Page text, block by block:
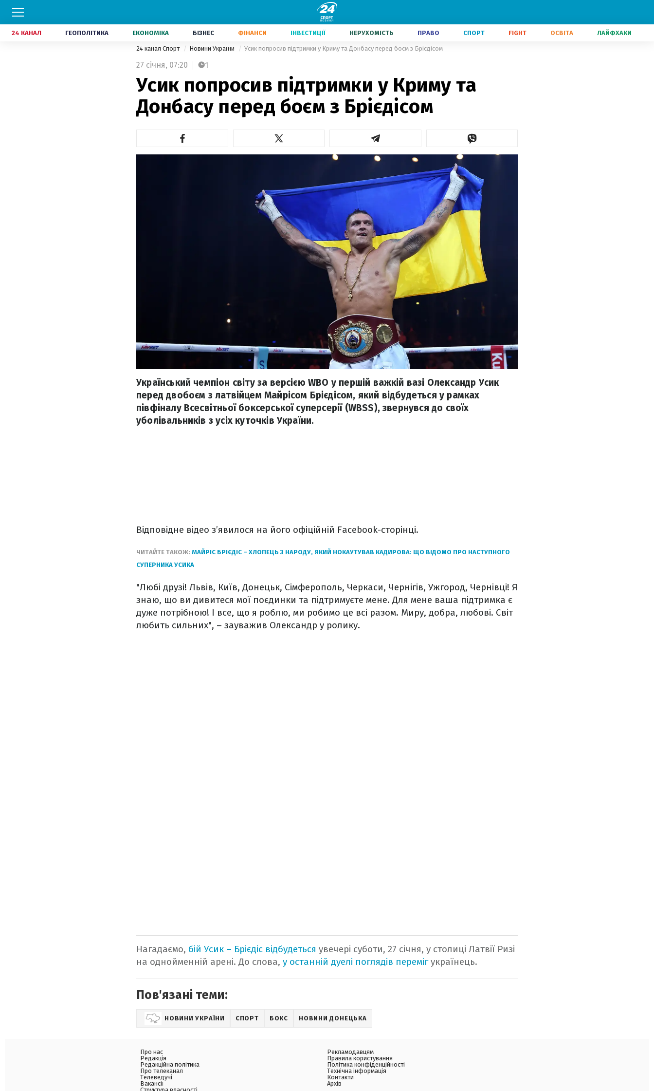
24 КАНАЛ ГЕОПОЛІТИКА ЕКОНОМІКА БІЗНЕС ФІНАНСИ ІНВЕСТИЦІЇ НЕРУХОМІСТЬ ПРАВО СПОРТ FIGHT ОСВІТА ЛАЙФХАКИ
24 канал Спорт Новини України Усик попросив підтримки у Криму та Донбасу перед боєм з Брієдісом
27 січня, 07:20 1
Усик попросив підтримки у Криму та
Донбасу перед боєм з Брієдісом
Український чемпіон світу за версією WBO у першій важкій вазі Олександр Усик
перед двобоєм з латвійцем Майрісом Брієдісом, який відбудеться у рамках
півфіналу Всесвітньої боксерської суперсерії (WBSS), звернувся до своїх
уболівальників з усіх куточків України.
Відповідне відео з’явилося на його офіційній Facebook-сторінці.
ЧИТАЙТЕ ТАКОЖ: МАЙРІС БРІЄДІС – ХЛОПЕЦЬ З НАРОДУ, ЯКИЙ НОКАУТУВАВ КАДИРОВА: ЩО ВІДОМО ПРО НАСТУПНОГО
СУПЕРНИКА УСИКА
"Любі друзі! Львів, Київ, Донецьк, Сімферополь, Черкаси, Чернігів, Ужгород, Чернівці! Я
знаю, що ви дивитеся мої поєдинки та підтримуєте мене. Для мене ваша підтримка є
дуже потрібною! І все, що я роблю, ми робимо це всі разом. Миру, добра, любові. Світ
любить сильних", – зауважив Олександр у ролику.
Нагадаємо, бій Усик – Брієдіс відбудеться увечері суботи, 27 січня, у столиці Латвії Ризі
на однойменній арені. До слова, у останній дуелі поглядів перемігукраїнець.
Пов'язані теми:
НОВИНИ УКРАЇНИ СПОРТ БОКС НОВИНИ ДОНЕЦЬКА
Про нас
Редакція
Редакційна політика
Про телеканал
Телеведучі
Вакансії
Рекламодавцям
Правила користування
Політика конфіденційності
Технічна інформація
Контакти
Архів